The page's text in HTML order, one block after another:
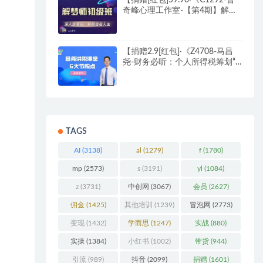
奇峰心理工作室-【第4期】解梦
【捐赠2.9[红包]·《Z4708-马昌
尧-财务必听：个人所得税筹划“6
TAGS
AI (3138) al (1279) f(1780)
mp (2573) s(3191) yl (1084)
z (3731) 中创网 (3067) 会员 (2627)
佣金(1425) 其他培训 (1239) 冒泡网 (2773)
变现(1432) 学而思 (1247) 实战 (880)
实操(1384) 小红书 (1002) 带货 (944)
引流 (989) 抖音 (2099) 捐赠(1601)